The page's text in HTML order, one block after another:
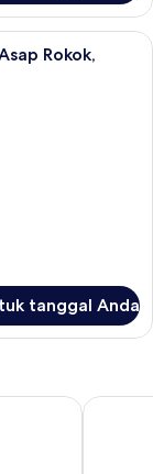
Tempat Tidur King,
Rokok,
tanggal Anda